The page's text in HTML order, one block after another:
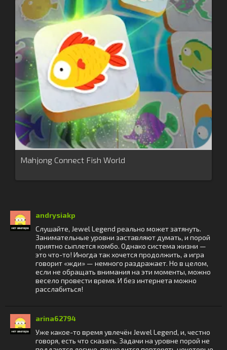
Mahjong Connect Fish World
andrysiakp
Слушайте, Jewel Legend реально может затянуть.
Занимательные уровни заставляют думать, и порой
приятно сыплется комбо. Однако система жизни —
это что-то! Иногда так хочется продолжить, а игра
говорит «жди» — немного раздражает. Но в целом,
если не обращать внимания на эти моменты, можно
весело провести время. И без интернета можно
расслабиться!
arina62794
Уже какое-то время увлечён Jewel Legend, и, честно
говоря, есть что сказать. Задачи на уровне порой не